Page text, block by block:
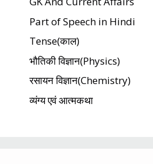
Part of Speech in Hindi
Tense(काल)
भौतिकी विज्ञान(Physics)
रसायन विज्ञान(Chemistry)
व्यंग्य एवं आत्मकथा